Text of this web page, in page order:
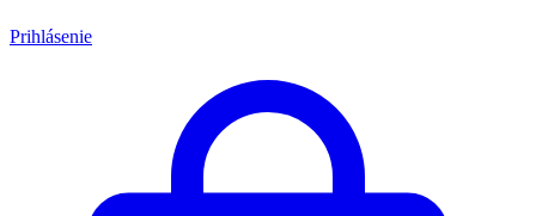
Prihlásenie